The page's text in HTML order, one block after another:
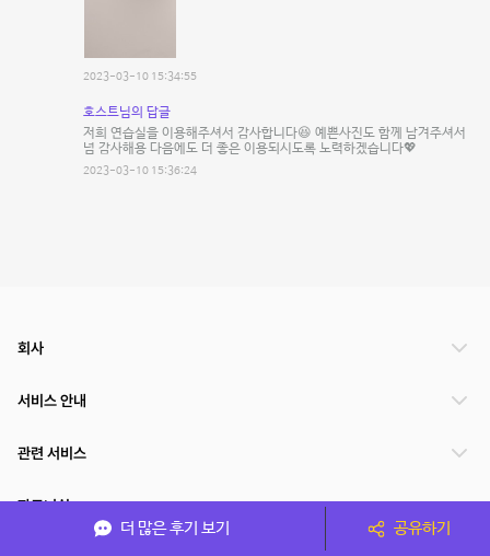
2023-03-10 15:34:55
호스트님의 답글
저희 연습실을 이용해주셔서 감사합니다😆 예쁜사진도 함께 남겨주셔서
넘 감사해용 다음에도 더 좋은 이용되시도록 노력하겠습니다💖
2023-03-10 15:36:24
더 많은 후기 보기 공유하기
회사
서비스 안내
관련 서비스
파트너쉽